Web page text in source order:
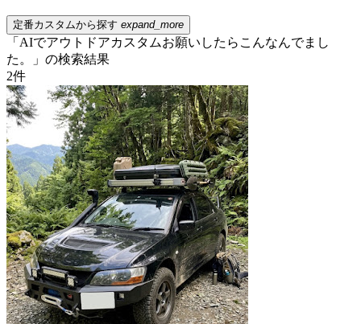
定番カスタムから探す expand_more
「AIでアウトドアカスタムお願いしたらこんなんでまし
た。」の検索結果
2件